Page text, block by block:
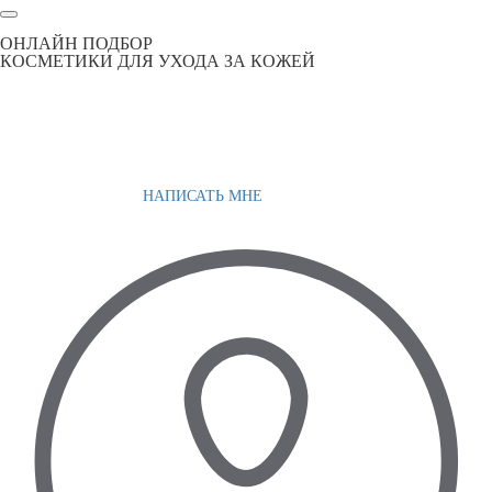
ОНЛАЙН ПОДБОР
КОСМЕТИКИ ДЛЯ УХОДА ЗА КОЖЕЙ
НАПИСАТЬ МНЕ